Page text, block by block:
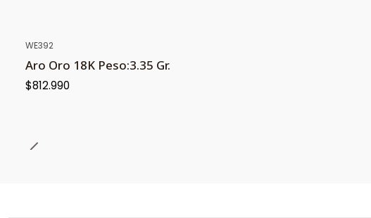
WE392
Aro Oro 18K Peso:3.35 Gr.
$812.990